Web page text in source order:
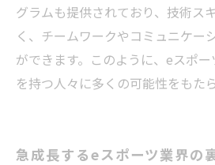
グラムも提供されており、技術ス
く、チームワークやコミュニケー
ができます。このように、eスポ
を持つ人々に多くの可能性をもた
急成長するeスポーツ業界の